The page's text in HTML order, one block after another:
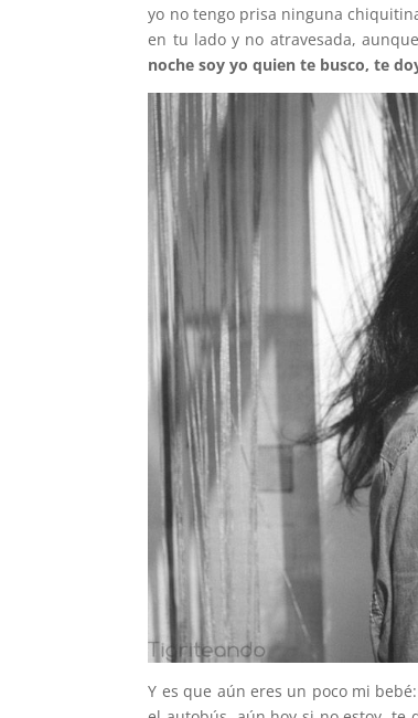
yo no tengo prisa ninguna
en tu lado y no atravesada,
noche soy yo quien te busco, te
Y es que aún eres un poco mi